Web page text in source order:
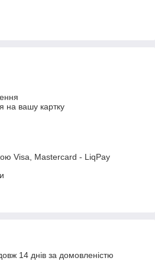
на вашу картку
Visa, Mastercard - LiqPay
14 днів за домовленістю